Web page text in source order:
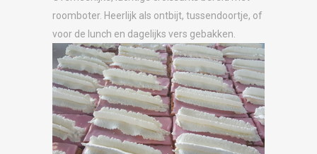
roomboter. Heerlijk als ontbijt, tussendoortje, of
voor de lunch en dagelijks vers gebakken.